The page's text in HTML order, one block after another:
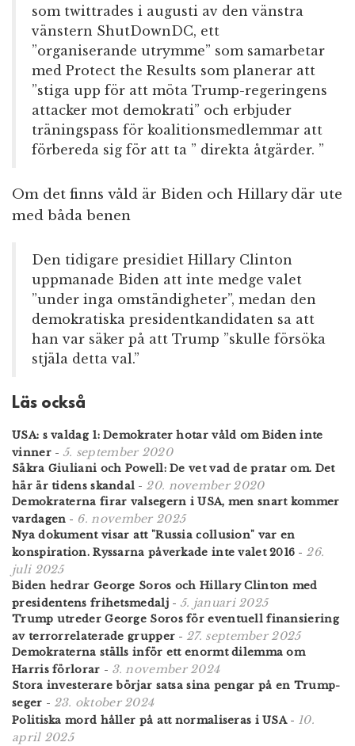
som twittrades i augusti av den vänstra
vänstern ShutDownDC, ett
”organiserande utrymme” som samarbetar
med Protect the Results som planerar att
”stiga upp för att möta Trump-regeringens
attacker mot demokrati” och erbjuder
träningspass för koalitionsmedlemmar att
förbereda sig för att ta ” direkta åtgärder. ”
Om det finns våld är Biden och Hillary där ute
med båda benen
Den tidigare presidiet Hillary Clinton
uppmanade Biden att inte medge valet
”under inga omständigheter”, medan den
demokratiska presidentkandidaten sa att
han var säker på att Trump ”skulle försöka
stjäla detta val.”
Läs också
USA: s valdag 1: Demokrater hotar våld om Biden inte
vinner- 5. september 2020
Säkra Giuliani och Powell: De vet vad de pratar om. Det
här är tidens skandal - 20. november 2020
Demokraterna firar valsegern i USA, men snart kommer
vardagen - 6. november 2025
Nya dokument visar att "Russia collusion" var en
konspiration. Ryssarna påverkade inte valet 2016 - 26.
juli 2025
Biden hedrar George Soros och Hillary Clinton med
presidentens frihetsmedalj- 5. januari 2025
Trump utreder George Soros för eventuell finansiering
av terrorrelaterade grupper - 27. september 2025
Demokraterna ställs inför ett enormt dilemma om
Harris förlorar - 3. november 2024
Stora investerare börjar satsa sina pengar på en Trump-
seger - 23. oktober 2024
Politiska mord håller på att normaliseras i USA- 10.
april 2025